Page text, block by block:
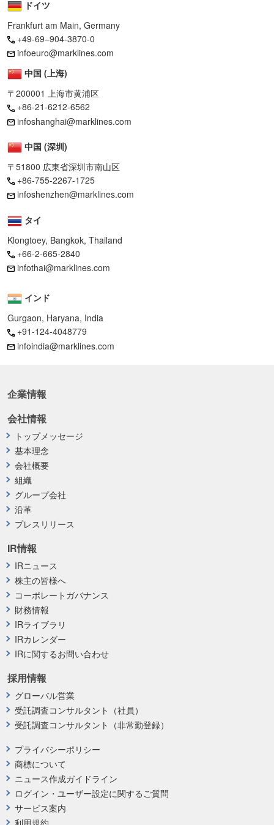
ドイツ
Frankfurt am Main, Germany
+49-69–904-3870-0
infoeuro@marklines.com
中国 (上海)
〒200001 上海市黄浦区
+86-21-6212-6562
infoshanghai@marklines.com
中国 (深圳)
〒51800 広東省深圳市南山区
+86-755-2267-1725
infoshenzhen@marklines.com
タイ
Klongtoey, Bangkok, Thailand
+66-2-665-2840
infothai@marklines.com
インド
Gurgaon, Haryana, India
+91-124-4048779
infoindia@marklines.com
企業情報
プライバシーポリシー
商標について
ニュース作成ガイドライン
ログイン・ユーザー設定に関するご質問
サービス案内
採用情報
グローバル営業
受託調査コンサルタント（社員）
受託調査コンサルタント（非常勤登録）
会社情報
トップメッセージ
基本理念
会社概要
組織
グループ会社
沿革
プレスリリース
IR情報
IRニュース
株主の皆様へ
コーポレートガバナンス
財務情報
IRライブラリ
IRカレンダー
IRに関するお問い合わせ